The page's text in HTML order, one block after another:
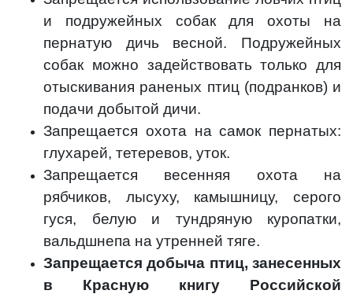
и подружейных собак для охоты на
пернатую дичь весной. Подружейных
собак можно задействовать только для
отыскивания раненых птиц (подранков) и
подачи добытой дичи.
Запрещается охота на самок пернатых:
глухарей, тетеревов, уток.
Запрещается весенняя охота на
рябчиков, лысуху, камышницу, серого
гуся, белую и тундряную куропатки,
вальдшнепа на утренней тяге.
Запрещается добыча птиц, занесенных
в Красную книгу Российской